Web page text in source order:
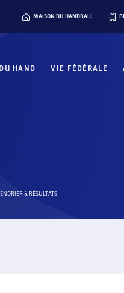
MAISON DU HANDBALL
HAND VIE FÉDÉRALE
& RÉSULTATS